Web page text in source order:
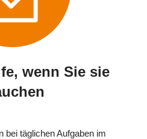
wenn Sie sie
bei täglichen Aufgaben im